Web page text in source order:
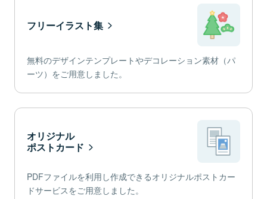
フリーイラスト集
無料のデザインテンプレートやデコレーション素材（パ
ーツ）をご用意しました。
オリジナル
ポストカード
PDFファイルを利用し作成できるオリジナルポストカー
ドサービスをご用意しました。